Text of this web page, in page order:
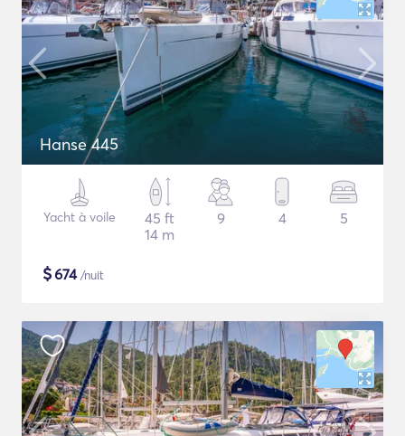
Hanse 445
Yacht à voile
45 ft
14 m
9 4 5
$674/nuit